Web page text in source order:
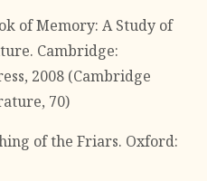
of Memory: A Study of
Cambridge:
2008 (Cambridge
70)
of the Friars. Oxford: